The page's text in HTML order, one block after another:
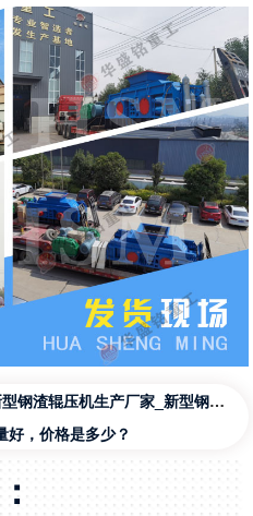
压机生产厂家_新型钢渣辊压机图片
好，价格是多少？